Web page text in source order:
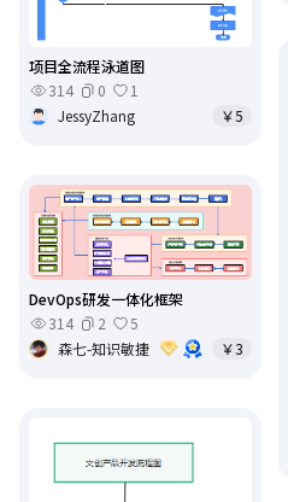
项目全流程泳道图
314
0
1
JessyZhang
￥5
DevOps研发一体化框架
314
2
5
森七-知识敏捷
￥3